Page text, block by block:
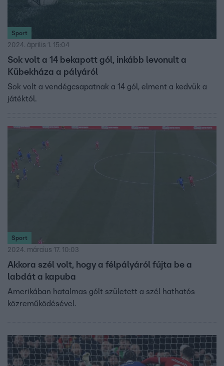
Sport
2024. április 1. 15:04
Sok volt a 14 bekapott gól, inkább levonult a
Kübekháza a pályáról
Sok volt a vendégcsapatnak a 14 gól, elment a kedvük a
játéktól.
Sport
2024. március 17. 10:03
Akkora szél volt, hogy a félpályáról fújta be a
labdát a kapuba
Amerikában hatalmas gólt született a szél hathatós
közreműködésével.